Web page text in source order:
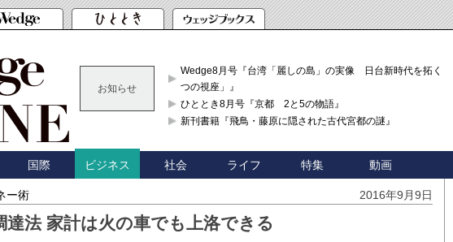
お知らせ
Wedge8月号『台湾「麗しの島」の実像 日台新時代を拓く「3
つの視座」』
ひととき8月号『京都 2と5の物語』
新刊書籍『飛鳥・藤原に隠された古代宮都の謎』
国際 ビジネス 社会 ライフ 特集 動画
ー術 2016年9月9日
達法 家計は火の車でも上洛できる